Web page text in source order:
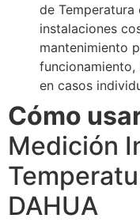
de Temperatura
instalaciones
mantenimiento
en casos
Cómo
Medición
DAHUA